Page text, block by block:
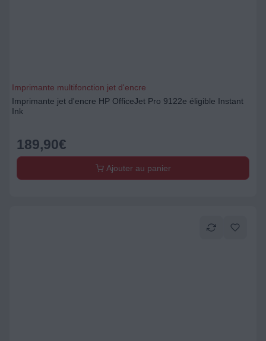
Imprimante multifonction jet d'encre
Imprimante jet d'encre HP OfficeJet Pro 9122e éligible Instant
Ink
189,90€
Ajouter au panier